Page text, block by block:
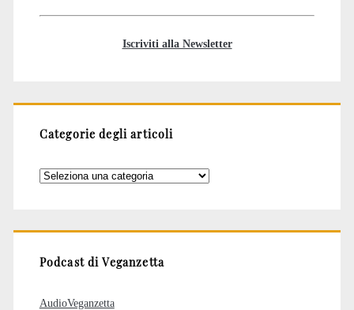
Iscriviti alla Newsletter
Categorie degli articoli
Categorie
Podcast di Veganzetta
AudioVeganzetta